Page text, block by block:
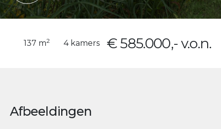
137 m2 4 kamers € 585.000,- v.o.n.
Afbeeldingen